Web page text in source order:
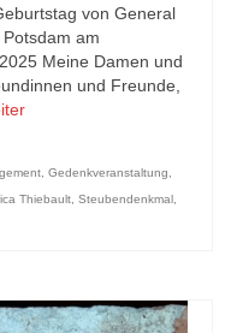
von General
am
Meine Damen und
und Freunde,
Gedenkveranstaltung
Thiebault Steubendenkmal